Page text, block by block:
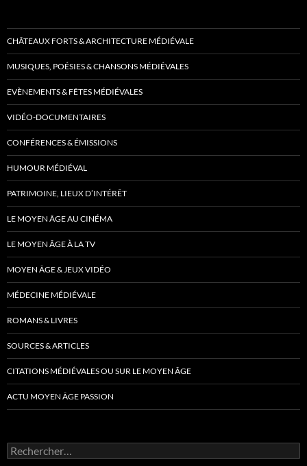
CHÂTEAUX FORTS & ARCHITECTURE MÉDIÉVALE
MUSIQUES, POÉSIES & CHANSONS MÉDIÉVALES
EVÈNEMENTS & FÊTES MÉDIÉVALES
VIDÉO-DOCUMENTAIRES
CONFÉRENCES & ÉMISSIONS
HUMOUR MÉDIÉVAL
PATRIMOINE, LIEUX D’INTÉRÊT
LE MOYEN ÂGE AU CINÉMA
LE MOYEN ÂGE À LA TV
MOYEN ÂGE & JEUX VIDÉO
MÉDECINE MÉDIÉVALE
ROMANS & LIVRES
SOURCES & ARTICLES
CITATIONS MÉDIÉVALES OU SUR LE MOYEN ÂGE
ACTU MOYEN ÂGE PASSION
Rechercher :